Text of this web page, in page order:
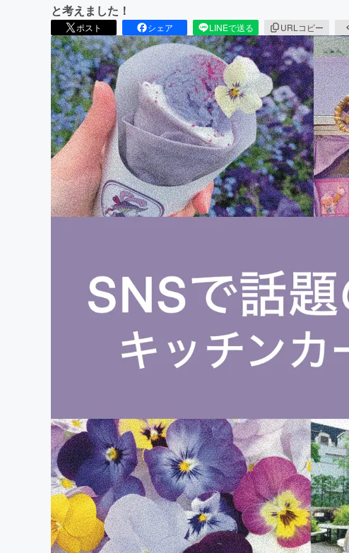
と考えました！
ポスト シェア LINEで送る URLコピー